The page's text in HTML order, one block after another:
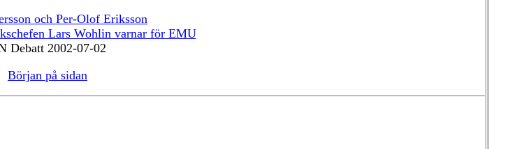
och Per-Olof Eriksson
Lars Wohlin varnar för EMU
Debatt 2002-07-02
Början på sidan